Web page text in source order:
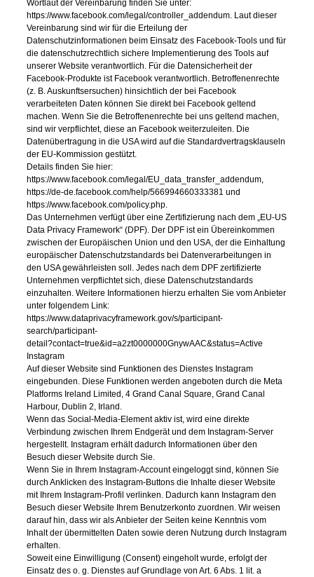
Wortlaut der Vereinbarung finden Sie unter:
https://www.facebook.com/legal/controller_addendum. Laut dieser
Vereinbarung sind wir für die Erteilung der
Datenschutzinformationen beim Einsatz des Facebook-Tools und für
die datenschutzrechtlich sichere Implementierung des Tools auf
unserer Website verantwortlich. Für die Datensicherheit der
Facebook-Produkte ist Facebook verantwortlich. Betroffenenrechte
(z. B. Auskunftsersuchen) hinsichtlich der bei Facebook
verarbeiteten Daten können Sie direkt bei Facebook geltend
machen. Wenn Sie die Betroffenenrechte bei uns geltend machen,
sind wir verpflichtet, diese an Facebook weiterzuleiten. Die
Datenübertragung in die USA wird auf die Standardvertragsklauseln
der EU-Kommission gestützt.
Details finden Sie hier:
https://www.facebook.com/legal/EU_data_transfer_addendum,
https://de-de.facebook.com/help/566994660333381 und
https://www.facebook.com/policy.php.
Das Unternehmen verfügt über eine Zertifizierung nach dem „EU-US
Data Privacy Framework“ (DPF). Der DPF ist ein Übereinkommen
zwischen der Europäischen Union und den USA, der die Einhaltung
europäischer Datenschutzstandards bei Datenverarbeitungen in
den USA gewährleisten soll. Jedes nach dem DPF zertifizierte
Unternehmen verpflichtet sich, diese Datenschutzstandards
einzuhalten. Weitere Informationen hierzu erhalten Sie vom Anbieter
unter folgendem Link:
https://www.dataprivacyframework.gov/s/participant-
search/participant-
detail?contact=true&id=a2zt0000000GnywAAC&status=Active
Instagram
Auf dieser Website sind Funktionen des Dienstes Instagram
eingebunden. Diese Funktionen werden angeboten durch die Meta
Platforms Ireland Limited, 4 Grand Canal Square, Grand Canal
Harbour, Dublin 2, Irland.
Wenn das Social-Media-Element aktiv ist, wird eine direkte
Verbindung zwischen Ihrem Endgerät und dem Instagram-Server
hergestellt. Instagram erhält dadurch Informationen über den
Besuch dieser Website durch Sie.
Wenn Sie in Ihrem Instagram-Account eingeloggt sind, können Sie
durch Anklicken des Instagram-Buttons die Inhalte dieser Website
mit Ihrem Instagram-Profil verlinken. Dadurch kann Instagram den
Besuch dieser Website Ihrem Benutzerkonto zuordnen. Wir weisen
darauf hin, dass wir als Anbieter der Seiten keine Kenntnis vom
Inhalt der übermittelten Daten sowie deren Nutzung durch Instagram
erhalten.
Soweit eine Einwilligung (Consent) eingeholt wurde, erfolgt der
Einsatz des o. g. Dienstes auf Grundlage von Art. 6 Abs. 1 lit. a